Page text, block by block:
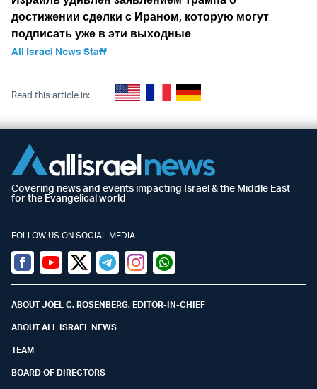
достижении сделки с Ираном, которую могут
подписать уже в эти выходные
All Israel News Staff
Read this article in:
Covering news and events impacting Israel & the Middle East
for the Evangelical world
FOLLOW US ON SOCIAL MEDIA
Facebook
YoutubeTwitter (X)
TelegramInstagramWhatsapp
ABOUT JOEL C. ROSENBERG, EDITOR-IN-CHIEF
ABOUT ALL ISRAEL NEWS
TEAM
BOARD OF DIRECTORS